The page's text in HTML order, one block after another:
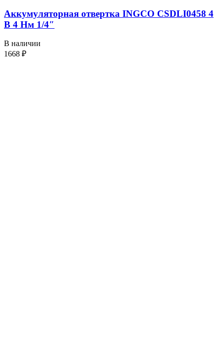
Аккумуляторная отвертка INGCO CSDLI0458 4
В 4 Нм 1/4″
В наличии
1668 ₽